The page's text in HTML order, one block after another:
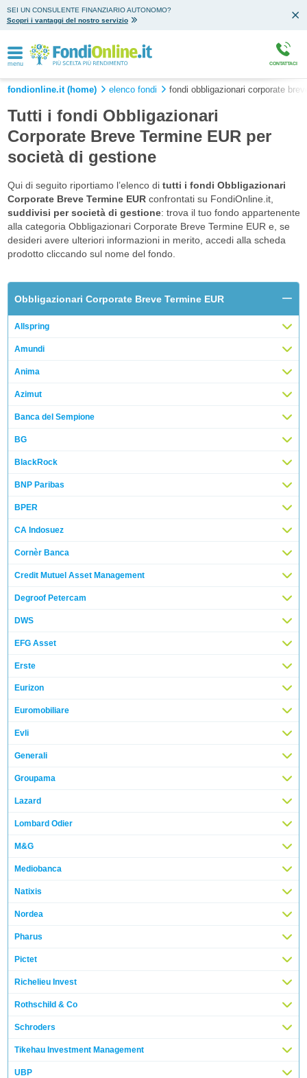
SEI UN CONSULENTE FINANZIARIO AUTONOMO?
Scopri i vantaggi del nostro servizio
menu CONTATTACI
fondionline.it (home) elenco fondi fondi obbligazionari corporate
Tutti i fondi Obbligazionari
Corporate Breve Termine EUR per
società di gestione
Qui di seguito riportiamo l’elenco di tutti i fondi Obbligazionari
Corporate Breve Termine EURconfrontati su FondiOnline.it,
suddivisi per società di gestione: trova il tuo fondo appartenente
alla categoria Obbligazionari Corporate Breve Termine EUR e, se
desideri avere ulteriori informazioni in merito, accedi alla scheda
prodotto cliccando sul nome del fondo.
Obbligazionari Corporate Breve Termine EUR
Allspring
Amundi
Anima
Azimut
Banca del Sempione
BG
BlackRock
BNP Paribas
BPER
CA Indosuez
Cornèr Banca
Credit Mutuel Asset Management
Degroof Petercam
DWS
EFG Asset
Erste
Eurizon
Euromobiliare
Evli
Generali
Groupama
Lazard
Lombard Odier
M&G
Mediobanca
Natixis
Nordea
Pharus
Pictet
Richelieu Invest
Rothschild & Co
Schroders
Tikehau Investment Management
UBP